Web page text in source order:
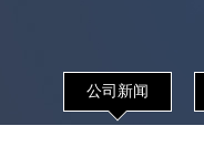
公司新闻